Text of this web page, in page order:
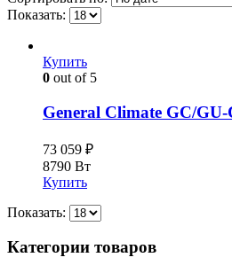
Показать:
Купить
0 out of 5
General Climate GC/
73 059 ₽
8790 Вт
Купить
Показать:
Категории товаров